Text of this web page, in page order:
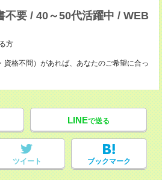
不要 / 40～50代活躍中 / WEB
方
資格不問）があれば、あなたのご希望に合っ
LINEで送る
ツイート ブックマーク